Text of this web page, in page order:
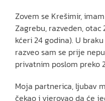
Zovem se Krešimir,
Zagrebu, razveden,
kćeri 24 godina). U
razveo sam se prije
privatnim poslom preko
Moja partnerica, ljubav
čekao i vjerovao da će